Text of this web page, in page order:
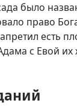
было
право
есть
с Евой их